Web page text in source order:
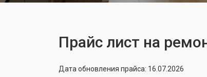
Прайс лист на
Дата обновления прайса: 16.07.2026